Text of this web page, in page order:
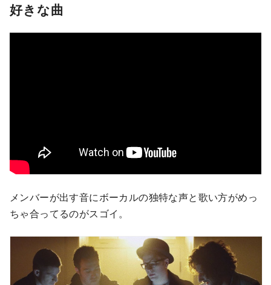
好きな曲
メンバーが出す音にボーカルの独特な声と歌い方がめっ
ちゃ合ってるのがスゴイ。